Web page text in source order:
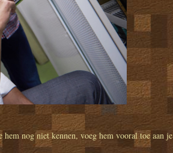
nog niet kennen, voeg hem vooral toe aan je